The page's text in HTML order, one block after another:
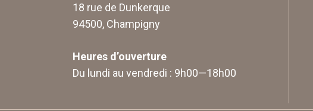
18 rue de Dunkerque
94500, Champigny
Heures d’ouverture
Du lundi au vendredi : 9h00—18h00